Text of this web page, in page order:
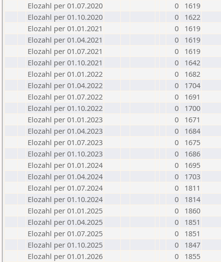
Elozahl per 01.07.2020
0
1619
Elozahl per 01.10.2020
0
1622
Elozahl per 01.01.2021
0
1619
Elozahl per 01.04.2021
0
1619
Elozahl per 01.07.2021
0
1619
Elozahl per 01.10.2021
0
1642
Elozahl per 01.01.2022
0
1682
Elozahl per 01.04.2022
0
1704
Elozahl per 01.07.2022
0
1691
Elozahl per 01.10.2022
0
1700
Elozahl per 01.01.2023
0
1671
Elozahl per 01.04.2023
0
1684
Elozahl per 01.07.2023
0
1675
Elozahl per 01.10.2023
0
1686
Elozahl per 01.01.2024
0
1695
Elozahl per 01.04.2024
0
1703
Elozahl per 01.07.2024
0
1811
Elozahl per 01.10.2024
0
1814
Elozahl per 01.01.2025
0
1860
Elozahl per 01.04.2025
0
1851
Elozahl per 01.07.2025
0
1851
Elozahl per 01.10.2025
0
1847
Elozahl per 01.01.2026
0
1855